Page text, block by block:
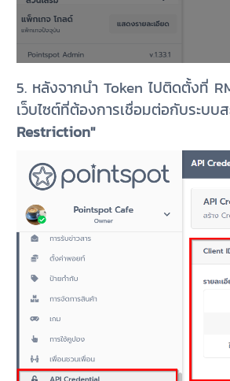
5. หลังจากนำ Token ไปติดตั้งที่
เว็บไซต์ที่ต้องการเชื่อมต่อกับระบ
Restriction"